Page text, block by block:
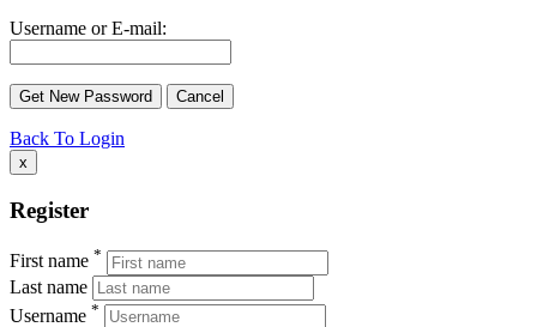
Username or E-mail:
Back To Login
x
Register
First name *
Last name
Username *